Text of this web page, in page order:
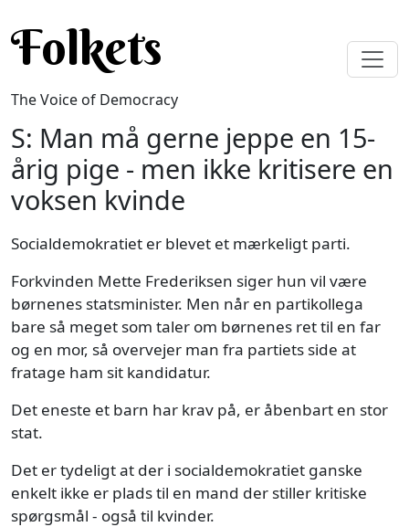
Folkets
The Voice of Democracy
S: Man må gerne jeppe en 15-
årig pige - men ikke kritisere en
voksen kvinde
Socialdemokratiet er blevet et mærkeligt parti.
Forkvinden Mette Frederiksen siger hun vil være
børnenes statsminister. Men når en partikollega
bare så meget som taler om børnenes ret til en far
og en mor, så overvejer man fra partiets side at
fratage ham sit kandidatur.
Det eneste et barn har krav på, er åbenbart en stor
stat.
Det er tydeligt at der i socialdemokratiet ganske
enkelt ikke er plads til en mand der stiller kritiske
spørgsmål - også til kvinder.